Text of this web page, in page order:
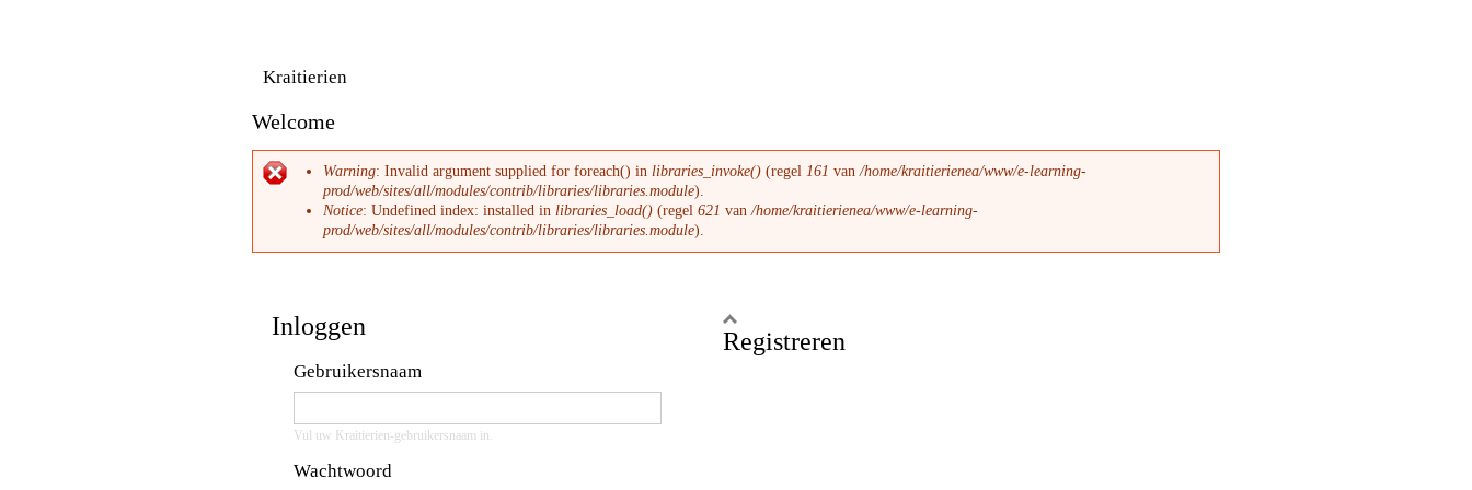
Kraitierien
Welcome
Foutmelding
Warning: Invalid argument supplied for foreach() in libraries_invoke() (regel 161 van/home/kraitierienea/www/e-learning-
prod/web/sites/all/modules/contrib/libraries/libraries.module).
Notice: Undefined index: installed in libraries_load() (regel 621 van/home/kraitierienea/www/e-learning-
prod/web/sites/all/modules/contrib/libraries/libraries.module).
Inloggen
Gebruikersnaam
Vul uw Kraitierien-gebruikersnaam in.
Wachtwoord
Weergeven
Registreren